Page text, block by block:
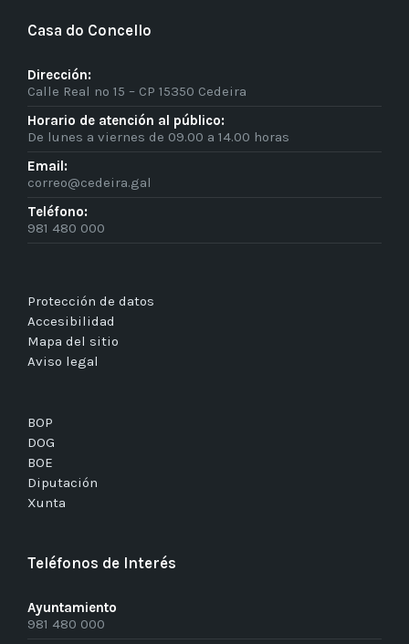
Casa do Concello
Dirección:
Calle Real nº 15 – CP 15350 Cedeira
Horario de atención al público:
De lunes a viernes de 09.00 a 14.00 horas
Email:
correo@cedeira.gal
Teléfono:
981 480 000
Protección de datos
Accesibilidad
Mapa del sitio
Aviso legal
BOP
DOG
BOE
Diputación
Xunta
Teléfonos de Interés
Ayuntamiento
981 480 000